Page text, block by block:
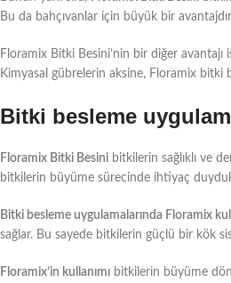
Bu da bahçıvanlar için büyük bir
Floramix Bitki Besini’nin bir diğer
Kimyasal gübrelerin aksine, Floramix bitki
Bitki besleme
Floramix Bitki Besini bitkilerin sağlıklı ve
bitkilerin büyüme sürecinde ihtiyaç
Bitki besleme uygulamalarında Floramix
sağlar. Bu sayede bitkilerin güçlü bir kök
Floramix’in kullanımı bitkilerin büyüme